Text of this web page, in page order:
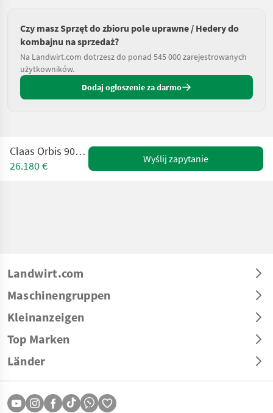
Czy masz Sprzęt do zbioru pole uprawne / Hedery do
kombajnu na sprzedaż?
Na Landwirt.com dotrzesz do ponad 545 000 zarejestrowanych
użytkowników.
Dodaj ogłoszenie za darmo
Claas Orbis 900 AC TS Pro
26.180 €
Wyślij zapytanie
Landwirt.com
Maschinengruppen
Kleinanzeigen
Top Marken
Länder